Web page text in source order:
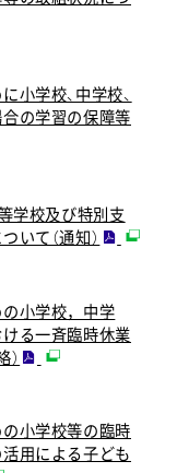
学校、中学校、
の学習の保障等
学校及び特別支
て（通知）
小学校，中学
る一斉臨時休業
小学校等の臨時
用による子ども